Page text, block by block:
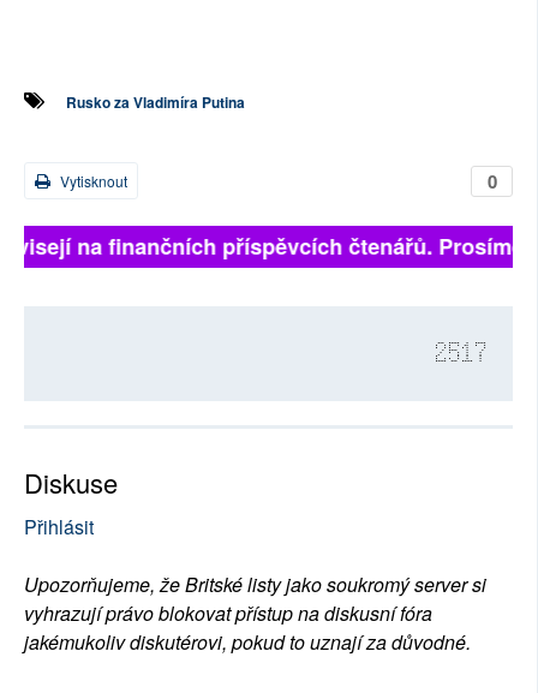
Rusko za Vladimíra Putina
0
Vytisknout
na finančních příspěvcích čtenářů. Prosíme,
2517
Diskuse
Přihlásit
Upozorňujeme, že Britské listy jako soukromý server si
vyhrazují právo blokovat přístup na diskusní fóra
jakémukoliv diskutérovi, pokud to uznají za důvodné.